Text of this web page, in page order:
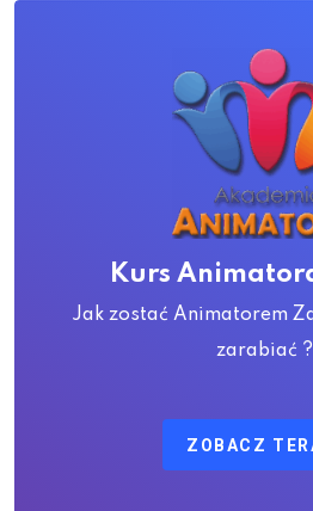
Kurs
Jak zostać Animatorem
zarabiać
ZOBACZ